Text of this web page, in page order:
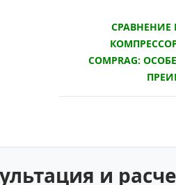
COMPRAG:
и